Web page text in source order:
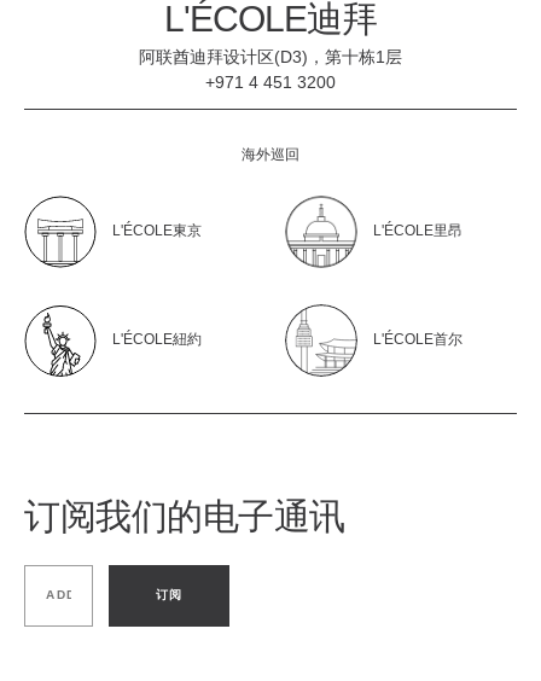
L'ÉCOLE迪拜
阿联酋迪拜设计区(D3)，第十栋1层
+971 4 451 3200
海外巡回
L'ÉCOLE東京 L'ÉCOLE里昂
L'ÉCOLE紐約 L'ÉCOLE首尔
订阅我们的电子通讯
订阅